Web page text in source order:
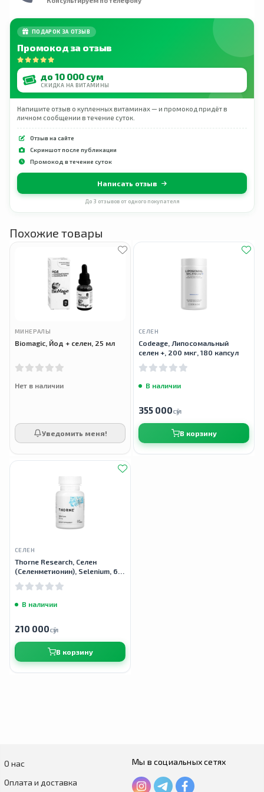
ПОДАРОК ЗА ОТЗЫВ
Промокод за отзыв
до 10 000 сум
СКИДКА НА ВИТАМИНЫ
Напишите отзыв о купленных витаминах — и промокод придёт в
личном сообщении в течение суток.
Отзыв на сайте
Скриншот после публикации
Промокод в течение суток
Написать отзыв
До 3 отзывов от одного покупателя
Похожие товары
МИНЕРАЛЫ
Biomagic, Йод + селен, 25 мл
Нет в наличии
Уведомить меня!
СЕЛЕН
Codeage, Липосомальный
селен +, 200 мкг, 180 капсул
В наличии
355 000сӯм
В корзину
СЕЛЕН
Thorne Research, Cелен
(Селенметионин), Selenium, 60
капсул
В наличии
210 000сӯм
В корзину
О нас
Оплата и доставка
Мы в социальных сетях